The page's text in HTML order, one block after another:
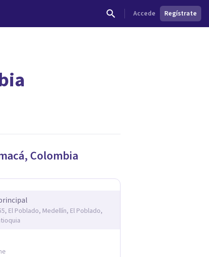
Accede Regístrate
, Colombia
El Poblado, Medellín, El Poblado,